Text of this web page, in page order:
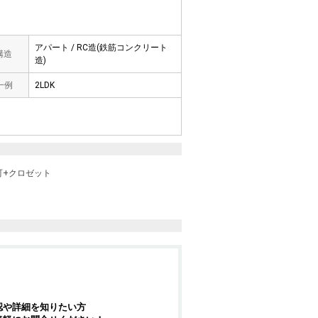
造
アパート / RC造(鉄筋コンクリート
造)
例 2LDK
クロゼット
詳細を知りたい方